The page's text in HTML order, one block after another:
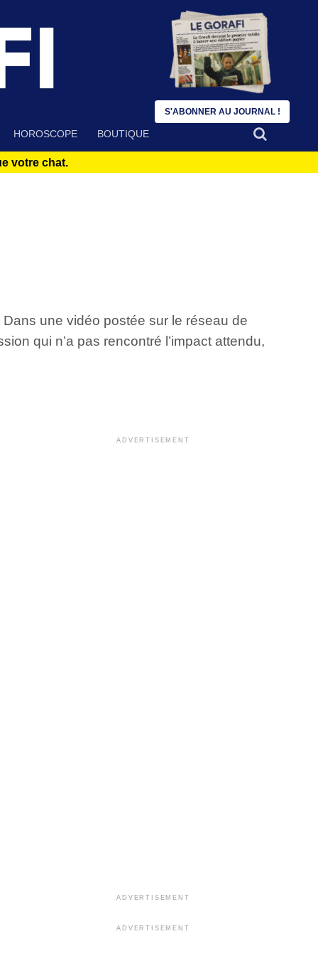
HOROSCOPE BOUTIQUE
votre chat.
une vidéo postée sur le réseau de
qui n’a pas rencontré l’impact attendu,
ADVERTISEMENT
ADVERTISEMENT
ADVERTISEMENT
S'ABONNER AU JOURNAL !